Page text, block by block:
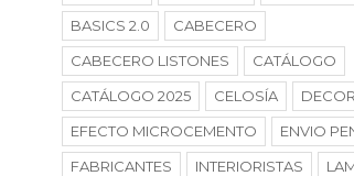
BASICS 2.0
CABECERO
CABECERO LISTONES
CATÁLOGO
CATÁLOGO 2025
CELOSÍA
EFECTO MICROCEMENTO
ENVIO
FABRICANTES
INTERIORISTAS